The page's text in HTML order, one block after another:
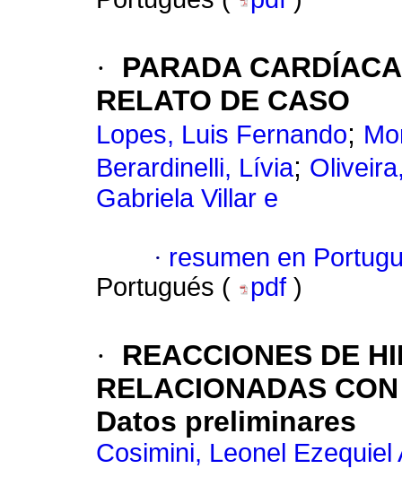
·
PARADA
RELATO DE CASO
Lopes, Luis Fernando;
Berardinelli, Lívia;
Gabriela Villar e
· resumen en
Portugués (
pdf )
·
REACCIONES DE
RELACIONADAS
Datos preliminares
Cosimini, Leonel Ezequiel